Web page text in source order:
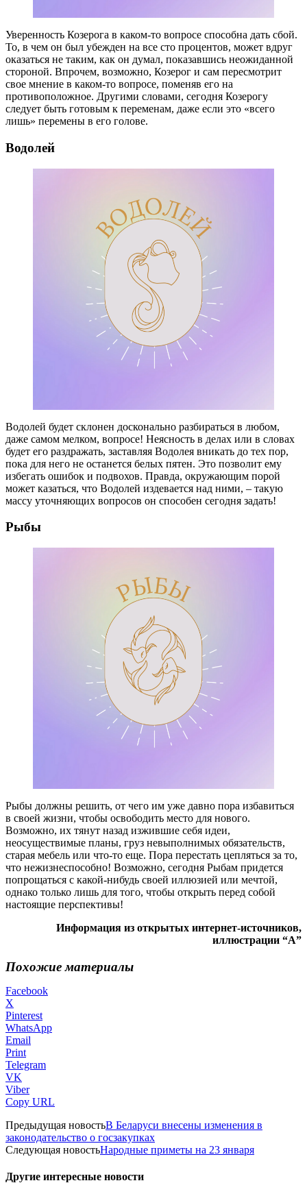
Уверенность Козерога в каком-то вопросе способна дать сбой.
То, в чем он был убежден на все сто процентов, может вдруг
оказаться не таким, как он думал, показавшись неожиданной
стороной. Впрочем, возможно, Козерог и сам пересмотрит
свое мнение в каком-то вопросе, поменяв его на
противоположное. Другими словами, сегодня Козерогу
следует быть готовым к переменам, даже если это «всего
лишь» перемены в его голове.
Водолей
Водолей будет склонен досконально разбираться в любом,
даже самом мелком, вопросе! Неясность в делах или в словах
будет его раздражать, заставляя Водолея вникать до тех пор,
пока для него не останется белых пятен. Это позволит ему
избегать ошибок и подвохов. Правда, окружающим порой
может казаться, что Водолей издевается над ними, – такую
массу уточняющих вопросов он способен сегодня задать!
Рыбы
Рыбы должны решить, от чего им уже давно пора избавиться
в своей жизни, чтобы освободить место для нового.
Возможно, их тянут назад изжившие себя идеи,
неосуществимые планы, груз невыполнимых обязательств,
старая мебель или что-то еще. Пора перестать цепляться за то,
что нежизнеспособно! Возможно, сегодня Рыбам придется
попрощаться с какой-нибудь своей иллюзией или мечтой,
однако только лишь для того, чтобы открыть перед собой
настоящие перспективы!
Информация из открытых интернет-источников,
иллюстрации “А”
Похожие материалы
Facebook
X
Pinterest
WhatsApp
Email
Print
Telegram
VK
Viber
Copy URL
Предыдущая новостьВ Беларуси внесены изменения в
законодательство о госзакупках
Следующая новостьНародные приметы на 23 января
Другие интересные новости